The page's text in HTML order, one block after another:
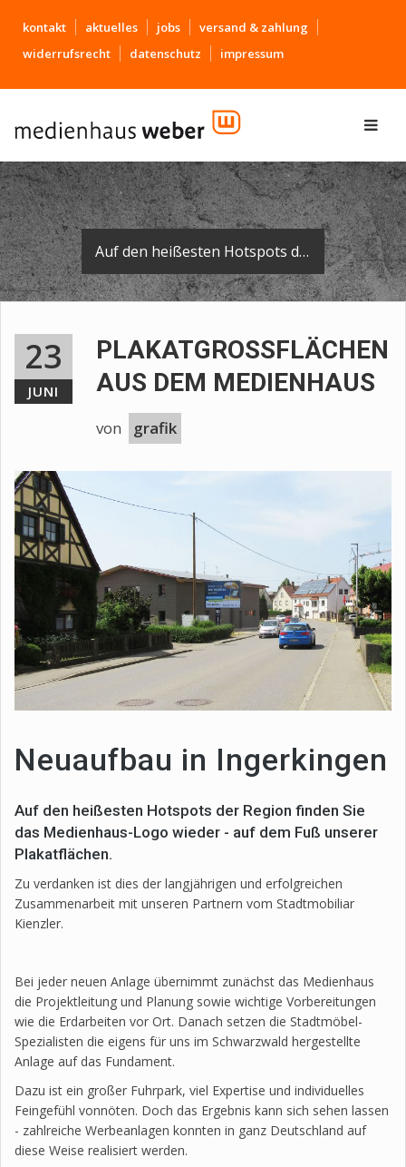
kontakt aktuelles jobs
versand & zahlung
widerrufsrecht
datenschutz impressum
Auf den heißesten Hotspots der Region finden Sie das Medienhaus-Logo wieder - auf dem Fuß unserer Plakatflächen.
23
JUNI
PLAKATGROSSFLÄCHEN A
US DEM MEDIENHAUS
von grafik
Neuaufbau in Ingerkingen
Auf den heißesten Hotspots der Region finden Sie
das Medienhaus-Logo wieder - auf dem Fuß unserer
Plakatflächen.
Zu verdanken ist dies der langjährigen und erfolgreichen
Zusammenarbeit mit unseren Partnern vom Stadtmobiliar
Kienzler.
Bei jeder neuen Anlage übernimmt zunächst das Medienhaus
die Projektleitung und Planung sowie wichtige Vorbereitungen
wie die Erdarbeiten vor Ort. Danach setzen die Stadtmöbel-
Spezialisten die eigens für uns im Schwarzwald hergestellte
Anlage auf das Fundament.
Dazu ist ein großer Fuhrpark, viel Expertise und individuelles
Feingefühl vonnöten. Doch das Ergebnis kann sich sehen lassen
- zahlreiche Werbeanlagen konnten in ganz Deutschland auf
diese Weise realisiert werden.